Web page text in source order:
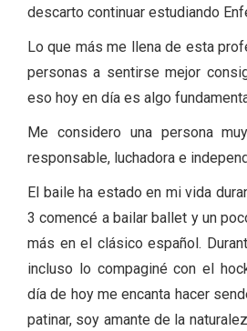
descarto continuar estudiando
Lo que más me llena de esta
personas a sentirse mejor
eso hoy en día es algo
Me considero una persona
responsable, luchadora e
El baile ha estado en mi vida
3 comencé a bailar ballet y un
más en el clásico español.
incluso lo compaginé con el
día de hoy me encanta hacer
patinar, soy amante de la